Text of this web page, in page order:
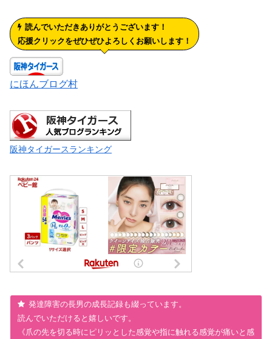
読んでいただきありがとうございます！
応援クリックをぜひぜひよろしくお願いします！
にほんブログ村
阪神タイガースランキング
発達障害の長男の成長記録も綴っています。
読んでいただけると嬉しいです。
《爪の先を切る時にピリッとした感覚や指に触れる感覚が痛いと感